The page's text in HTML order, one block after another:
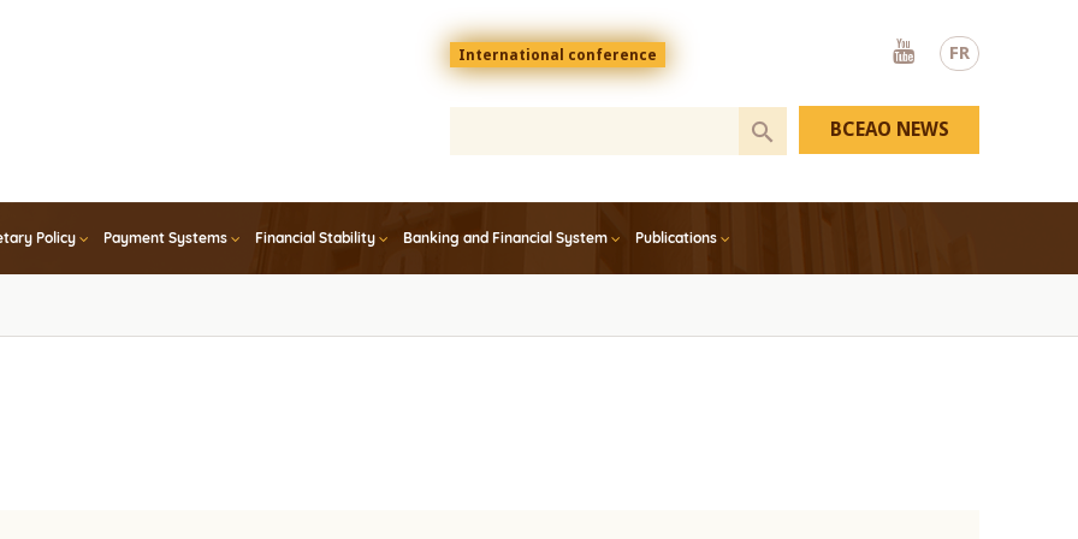
FR
Menu
top
En
International conference
Youtube
Policy Payment Systems Financial Stability Banking and Financial System Publications
BCEAO NEWS